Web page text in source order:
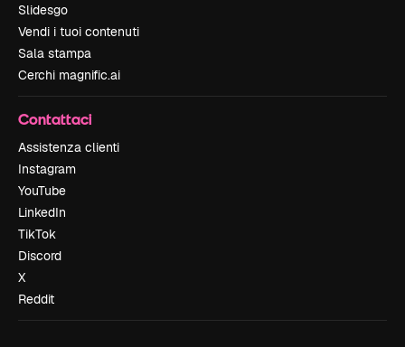
Slidesgo
Vendi i tuoi contenuti
Sala stampa
Cerchi magnific.ai
Contattaci
Assistenza clienti
Instagram
YouTube
LinkedIn
TikTok
Discord
X
Reddit